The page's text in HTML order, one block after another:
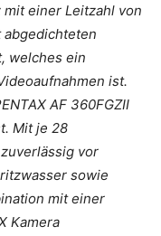
einer Leitzahl von
welches ein
ist.
AF 360FGZII
Mit je 28
vor
sowie
mit einer
Kamera